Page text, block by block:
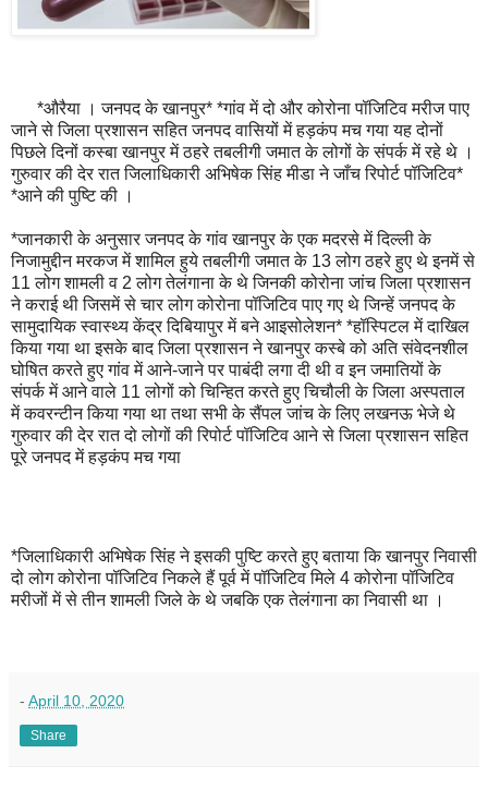
*औरैया । जनपद के खानपुर* *गांव में दो और कोरोना पॉजिटिव मरीज पाए
जाने से जिला प्रशासन सहित जनपद वासियों में हड़कंप मच गया यह दोनों
पिछले दिनों कस्बा खानपुर में ठहरे तबलीगी जमात के लोगों के संपर्क में रहे थे ।
गुरुवार की देर रात जिलाधिकारी अभिषेक सिंह मीडा ने जाँच रिपोर्ट पॉजिटिव*
*आने की पुष्टि की ।
*जानकारी के अनुसार जनपद के गांव खानपुर के एक मदरसे में दिल्ली के
निजामुद्दीन मरकज में शामिल हुये तबलीगी जमात के 13 लोग ठहरे हुए थे इनमें से
11 लोग शामली व 2 लोग तेलंगाना के थे जिनकी कोरोना जांच जिला प्रशासन
ने कराई थी जिसमें से चार लोग कोरोना पॉजिटिव पाए गए थे जिन्हें जनपद के
सामुदायिक स्वास्थ्य केंद्र दिबियापुर में बने आइसोलेशन* *हॉस्पिटल में दाखिल
किया गया था इसके बाद जिला प्रशासन ने खानपुर कस्बे को अति संवेदनशील
घोषित करते हुए गांव में आने-जाने पर पाबंदी लगा दी थी व इन जमातियों के
संपर्क में आने वाले 11 लोगों को चिन्हित करते हुए चिचौली के जिला अस्पताल
में कवरन्टीन किया गया था तथा सभी के सैंपल जांच के लिए लखनऊ भेजे थे
गुरुवार की देर रात दो लोगों की रिपोर्ट पॉजिटिव आने से जिला प्रशासन सहित
पूरे जनपद में हड़कंप मच गया
*जिलाधिकारी अभिषेक सिंह ने इसकी पुष्टि करते हुए बताया कि खानपुर निवासी
दो लोग कोरोना पॉजिटिव निकले हैं पूर्व में पॉजिटिव मिले 4 कोरोना पॉजिटिव
मरीजों में से तीन शामली जिले के थे जबकि एक तेलंगाना का निवासी था ।
- April 10, 2020
Share